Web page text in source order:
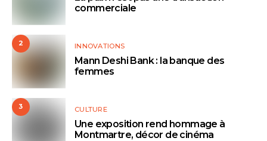
commerciale
2 INNOVATIONS
Mann Deshi Bank : la banque des
femmes
3 CULTURE
Une exposition rend hommage à
Montmartre, décor de cinéma